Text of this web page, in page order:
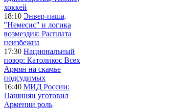
хоккей
18:10 Энвер-паша,
"Немесис" и логика
возмездия: Расплата
неизбежна
17:30 Национальный
позор: Католикос Всех
Армян на скамье
подсудимых
16:40 МИД России:
Пашинян уготовил
Армении роль